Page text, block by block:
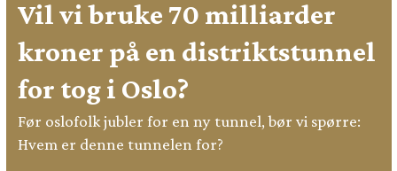
Vil vi bruke 70 milliarder
kroner på en distriktstunnel
for tog i Oslo?
Før oslofolk jubler for en ny tunnel, bør vi spørre:
Hvem er denne tunnelen for?